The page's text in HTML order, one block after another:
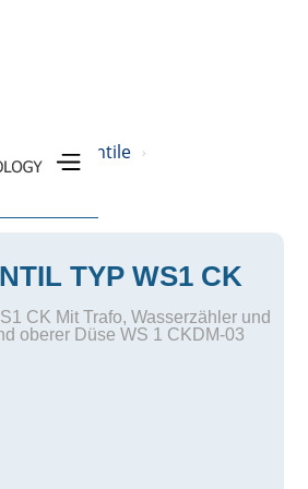
Steuerventile ›
›
TYP WS1 CK
CK Mit Trafo, Wasserzähler und
oberer Düse WS 1 CKDM-03